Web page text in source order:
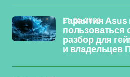
Гарантия Asus
разбор для
и владельцев
21-04-2026